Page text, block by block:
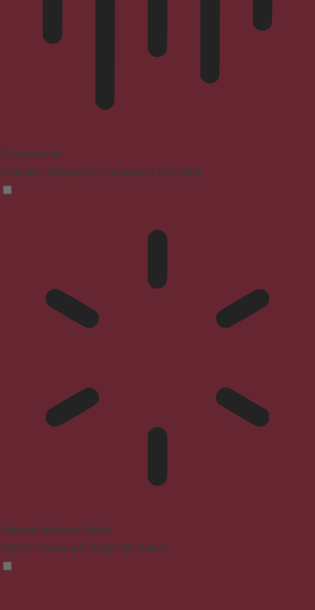
Blindenmodus
Reduziert Ablenkungen, verbessert den Fokus
Epilepsie-sicherer Modus
Dämpft Farben und stoppt das Blinken